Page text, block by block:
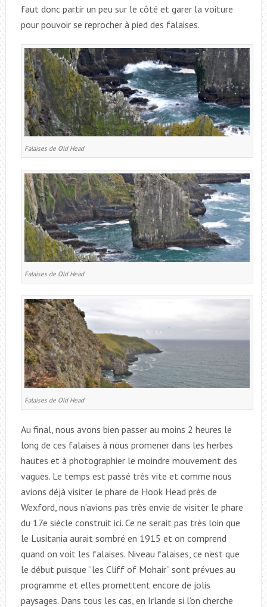
faut donc partir un peu sur le côté et garer la voiture
pour pouvoir se reprocher à pied des falaises.
Falaises de Old Head
Falaises de Old Head
Falaises de Old Head
Au final, nous avons bien passer au moins 2 heures le
long de ces falaises à nous promener dans les herbes
hautes et à photographier le moindre mouvement des
vagues. Le temps est passé très vite et comme nous
avions déjà visiter le phare de Hook Head près de
Wexford, nous n’avions pas très envie de visiter le phare
du 17e siècle construit ici. Ce ne serait pas très loin que
le Lusitania aurait sombré en 1915 et on comprend
quand on voit les falaises. Niveau falaises, ce n’est que
le début puisque “les Cliff of Mohair” sont prévues au
programme et elles promettent encore de jolis
paysages. Dans tous les cas, en Irlande si l’on cherche